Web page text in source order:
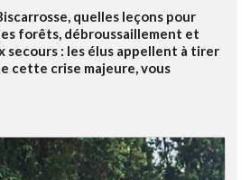
quelles leçons pour
forêts, débroussaillement et
secours : les élus appellent à tirer
cette crise majeure, vous